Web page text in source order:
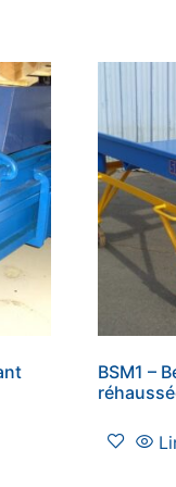
BSM1 –